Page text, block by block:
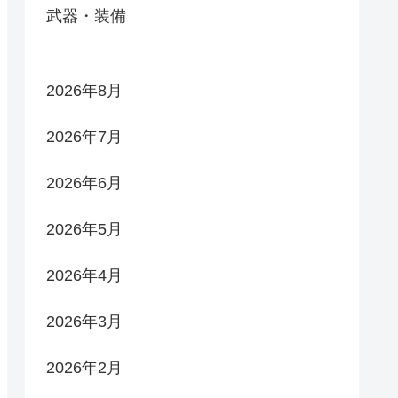
武器・装備
2026年8月
2026年7月
2026年6月
2026年5月
2026年4月
2026年3月
2026年2月